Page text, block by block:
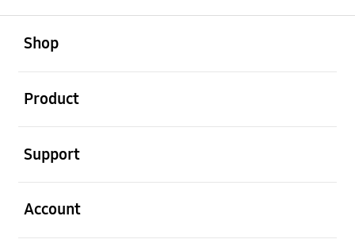
Shop
Product
Support
Account